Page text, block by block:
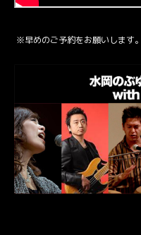
※早めのご予約をお願いします。